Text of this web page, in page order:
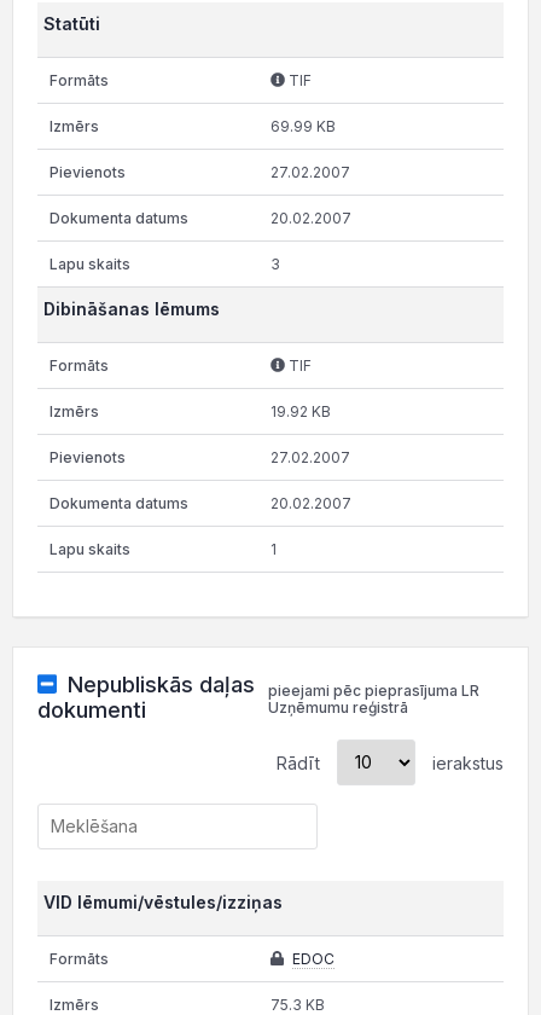
Statūti
TIF
69.99 KB
27.02.2007
20.02.2007
3
Dibināšanas lēmums
TIF
19.92 KB
27.02.2007
20.02.2007
1
Nepubliskās daļas
dokumenti
pieejami pēc pieprasījuma LR
Uzņēmumu reģistrā
Rādīt ierakstus
VID lēmumi/vēstules/izziņas
EDOC
75.3 KB